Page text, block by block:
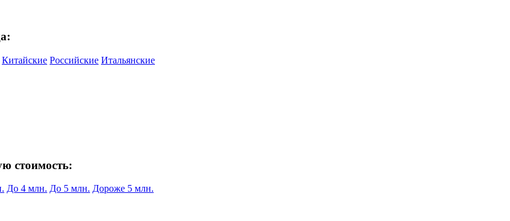
Китайские Российские Итальянские
стоимость:
До 4 млн. До 5 млн. Дороже 5 млн.